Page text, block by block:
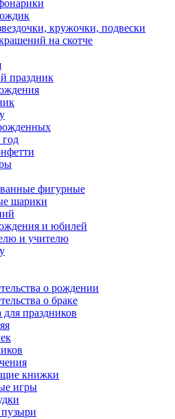
кружочки, подвески
на скотче
праздник
фигурные
шарики
и юбилей
и учителю
о рождении
о браке
для праздников
книжки
игры